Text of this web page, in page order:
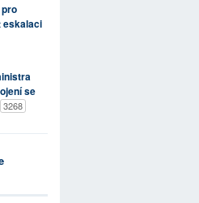
eskalaci
se
3268